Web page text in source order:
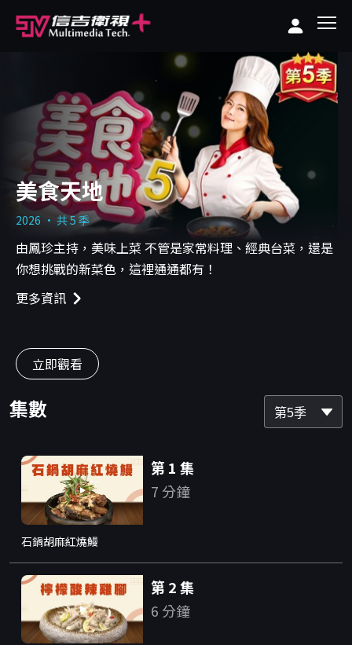
美食天地
2026 · 共 5 季
由鳳珍主持，美味上菜 不管是家常料理、經典台菜，還是
你想挑戰的新菜色，這裡通通都有！
更多資訊
立即觀看
集數 第5季
第 1 集
7 分鐘
石鍋胡麻紅燒鰻
第 2 集
6 分鐘